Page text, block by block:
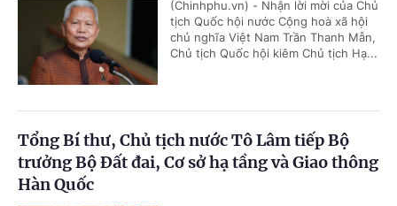
(Chinhphu.vn) - Nhận lời mời của Chủ
tịch Quốc hội nước Cộng hoà xã hội
chủ nghĩa Việt Nam Trần Thanh Mẫn,
Chủ tịch Quốc hội kiêm Chủ tịch Hạ...
Tổng Bí thư, Chủ tịch nước Tô Lâm tiếp Bộ
trưởng Bộ Đất đai, Cơ sở hạ tầng và Giao thông
Hàn Quốc